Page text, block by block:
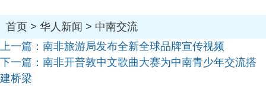
首页 > 华人新闻 > 中南交流
上一篇： 南非旅游局发布全新全球品牌宣传视频
下一篇： 南非开普敦中文歌曲大赛为中南青少年交流搭
建桥梁